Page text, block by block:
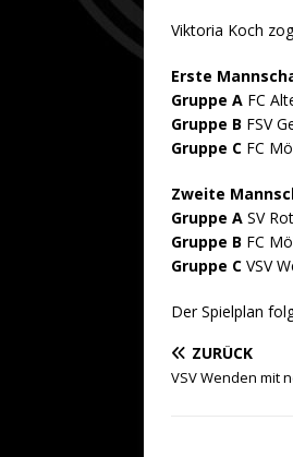
Viktoria Koch
Erste
Gruppe A FC
Gruppe B FSV
Gruppe C FC
Zweite
Gruppe A SV
Gruppe B FC
Gruppe C VSV
Der Spielplan
ZURÜCK
VSV Wenden mit